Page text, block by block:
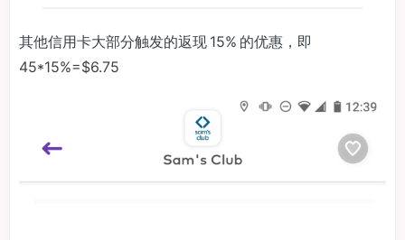
其他信用卡大部分触发的返现 15% 的优惠，即
45*15%=$6.75